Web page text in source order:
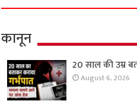
कानून
20 साल की उम्र
August 6, 2026